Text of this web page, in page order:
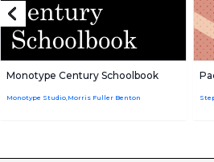
Monotype Century Schoolbook
Monotype Studio,Morris Fuller Benton